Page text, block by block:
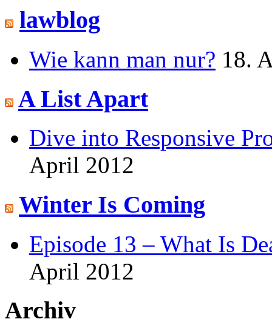
lawblog
Wie kann man nur? 18.
A List Apart
Dive into Responsive
April 2012
Winter Is Coming
Episode 13 – What Is
April 2012
Archiv